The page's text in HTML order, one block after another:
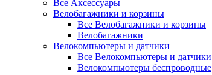
Все Аксессуары
Велобагажники и корзины
Все Велобагажники и корзины
Велобагажники
Велокомпьютеры и датчики
Все Велокомпьютеры и датчики
Велокомпьютеры беспроводные